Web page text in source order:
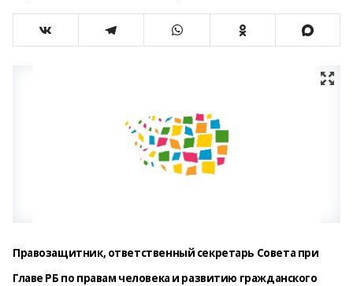
Правозащитник, ответственный секретарь Совета при
Главе РБ по правам человека и развитию гражданского